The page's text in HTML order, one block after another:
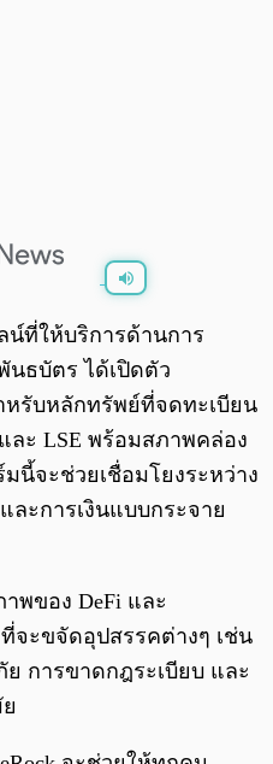
0:00
น์ที่ให้บริการด้านการ
นธบัตร ได้เปิดตัว
หรับหลักทรัพย์ที่จดทะเบียน
ละ LSE พร้อมสภาพคล่อง
นี้จะช่วยเชื่อมโยงระหว่าง
ละการเงินแบบกระจาย
พของ DeFi และ
ที่จะขจัดอุปสรรคต่างๆ เช่น
การขาดกฎระเบียบ และ